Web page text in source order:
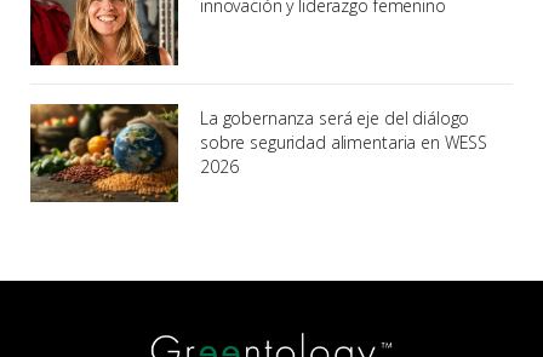
innovación y liderazgo femenino
La gobernanza será eje del diálogo
sobre seguridad alimentaria en WESS
2026